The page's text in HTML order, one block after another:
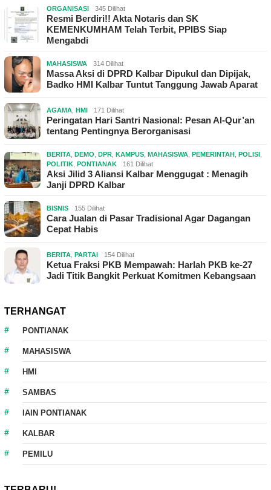
ORGANISASI 345 Dilihat
Resmi Berdiri!! Akta Notaris dan SK
KEMENKUMHAM Telah Terbit, PPIBS Siap
Mengabdi
MAHASISWA 314 Dilihat
Massa Aksi di DPRD Kalbar Dipukul dan Dipijak,
Badko HMI Kalbar Tuntut Tanggung Jawab Aparat
AGAMA HMI 171 Dilihat
Peringatan Hari Santri Nasional: Pesan Al-Qur’an
tentang Pentingnya Berorganisasi
BERITA DEMO DPR KAMPUS MAHASISWA PEMERINTAH POLISI
POLITIK PONTIANAK 161 Dilihat
Aksi Jilid 3 Aliansi Kalbar Menggugat : Menagih
Janji DPRD Kalbar
BISNIS 155 Dilihat
Cara Jualan di Pasar Tradisional Agar Dagangan
Cepat Habis
BERITA PARTAI 154 Dilihat
Ketua Fraksi PKB Mempawah: Harlah PKB ke-27
Jadi Titik Bangkit Perkuat Komitmen Kebangsaan
TERHANGAT
PONTIANAK
MAHASISWA
HMI
SAMBAS
IAIN PONTIANAK
KALBAR
PEMILU